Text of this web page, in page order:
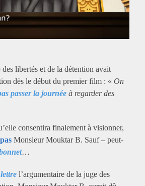
libertés et de la détention avait
dès le début du premier film : «On
passer la journée à regarder des
consentira finalement à visionner,
Monsieur Mouktar B. Sauf – peut-
…
l’argumentaire de la juge des